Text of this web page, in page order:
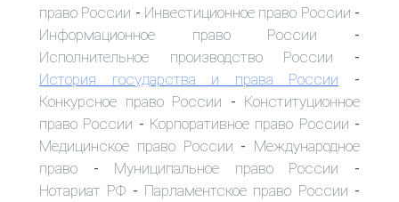
право России - Инвестиционное право России -
Информационное право России -
Исполнительное производство России -
История государства и права России -
Конкурсное право России - Конституционное
право России - Корпоративное право России -
Медицинское право России - Международное
право - Муниципальное право России -
Нотариат РФ - Парламентское право России -